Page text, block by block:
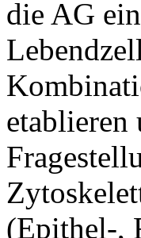
die AG
(Epithel-,